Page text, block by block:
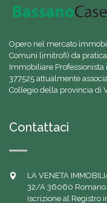
Opero nel mercato
Comuni limitrofi) da
Immobiliare Professionista
377525 attualmente
Collegio della provincia di
Contattaci
LA VENETA
32/A 36060 Romano
iscrizione al Registro